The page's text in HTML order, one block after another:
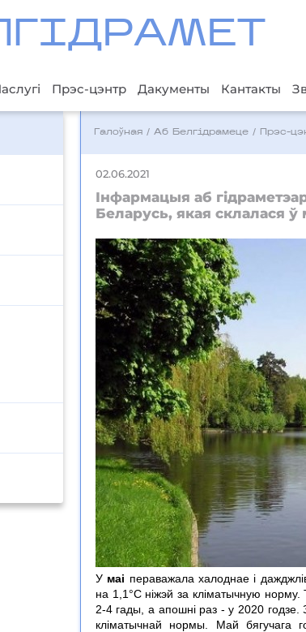
Прэс-цэнтр Дакументы Кантакты
Галоўная /Аб Белгідрамеце / Прэс-
02.06.2021
Інфармацыя аб
Беларусь, якая склалася ў
У маі пераважала халоднае і
на 1,1°С ніжэй за кліматычную норму.
2-4 гады, а апошні раз - у 2020
кліматычнай нормы. Май бягучага